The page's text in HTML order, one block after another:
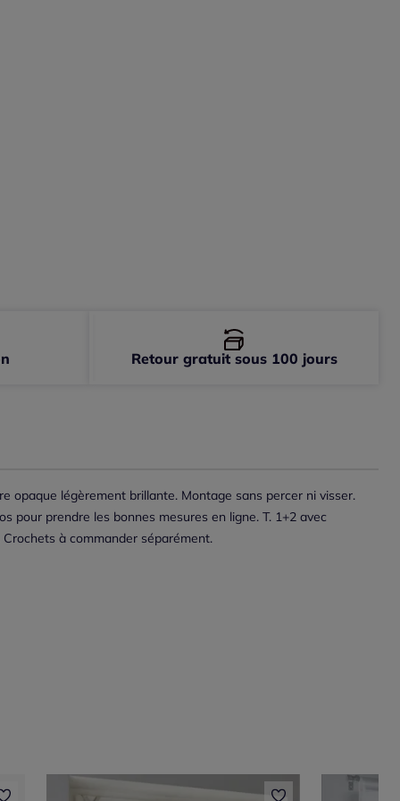
opaque légèrement brillante. Montage sans percer ni visser.
pour prendre les bonnes mesures en ligne. T. 1+2 avec
à commander séparément.
Retour gratuit sous 100 jours